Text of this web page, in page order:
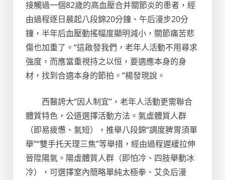
接觸過一個82歲的高血壓合并關節炎的患者，經
由過程逐日晨起八段錦20分鐘、午后漫步20分
鐘，半年后血壓動搖幅度顯明減小，關節痛苦悲
傷也加重了。“這啟發我們，老年人活動不用尋求
強度，而應當重視持之以恒，要適應本身的身
材，找到合適本身的節拍。”楊發現說。
西醫誇大“因人制宜”，老年人活動更需聯合
體質特色，公道選擇活動方法。氣虛體質人群
（即易疲憊、氣短），推舉八段錦“調度脾胃須單
舉”“雙手托天理三焦”等舉措，經由過程遲緩拉伸
晉陞陽氣。陽虛體質人群（即怕冷、四肢舉動冰
冷），可選擇室內簡略單純太極拳、艾灸后漫